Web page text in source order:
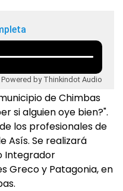
Powered by Thinkindot Audio
de Chimbas
si alguien oye bien?".
los profesionales de
Asís. Se realizará
Integrador
Greco y Patagonia, en